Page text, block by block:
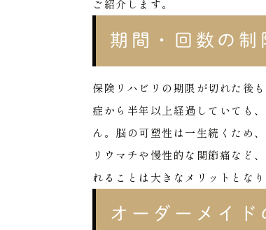
ご紹介します。
期間・回数の制
保険リハビリの期限が切れた後
症から半年以上経過していても
ん。脳の可塑性は一生続くため
リウマチや慢性的な関節痛など
れることは大きなメリットとなり
オーダーメイド